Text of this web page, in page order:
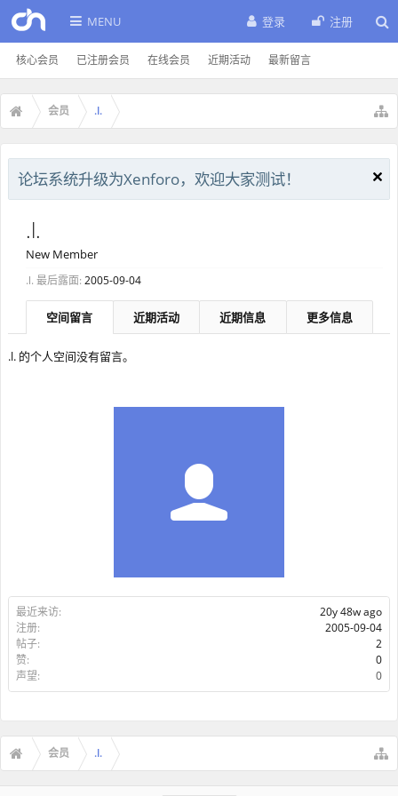
MENU
核心会员 已注册会员 在线会员 近期活动 最新留言
登录 注册
会员 .l.
论坛系统升级为Xenforo，欢迎大家测试！
最近来访:
20y 48w ago
注册:
2005-09-04
帖子:
2
赞:
0
声望:
0
.l.
New Member
.l. 最后露面: 2005-09-04
空间留言 近期活动 近期信息 更多信息
.l. 的个人空间没有留言。
会员 .l.